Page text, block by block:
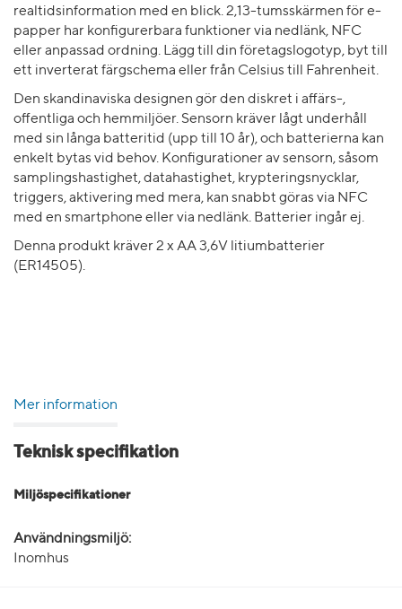
realtidsinformation med en blick. 2,13-tumsskärmen för e-
papper har konfigurerbara funktioner via nedlänk, NFC
eller anpassad ordning. Lägg till din företagslogotyp, byt till
ett inverterat färgschema eller från Celsius till Fahrenheit.
Den skandinaviska designen gör den diskret i affärs-,
offentliga och hemmiljöer. Sensorn kräver lågt underhåll
med sin långa batteritid (upp till 10 år), och batterierna kan
enkelt bytas vid behov. Konfigurationer av sensorn, såsom
samplingshastighet, datahastighet, krypteringsnycklar,
triggers, aktivering med mera, kan snabbt göras via NFC
med en smartphone eller via nedlänk. Batterier ingår ej.
Denna produkt kräver 2 x AA 3,6V litiumbatterier
(ER14505).
Mer information
Teknisk specifikation
Miljöspecifikationer
Användningsmiljö:
Inomhus